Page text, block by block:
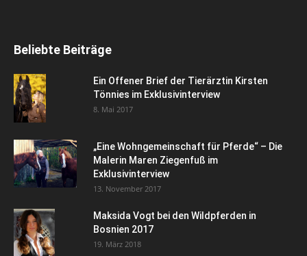
Beliebte Beiträge
Ein Offener Brief der Tierärztin Kirsten
Tönnies im Exklusivinterview
8. Mai 2017
„Eine Wohngemeinschaft für Pferde“ – Die
Malerin Maren Ziegenfuß im
Exklusivinterview
13. November 2017
Maksida Vogt bei den Wildpferden in
Bosnien 2017
19. März 2018